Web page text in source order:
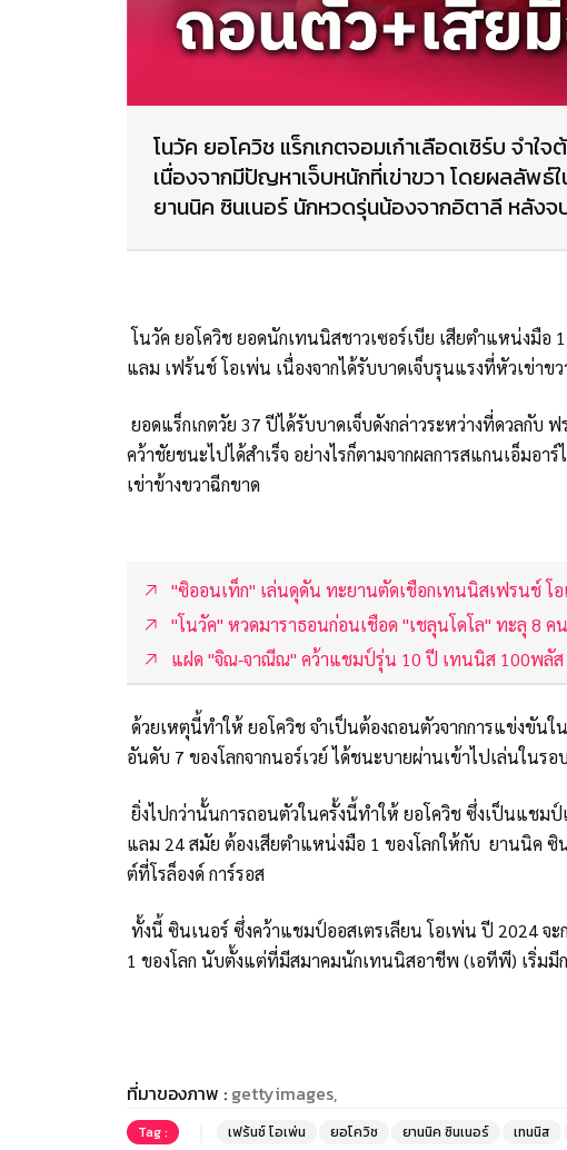
โนวัค ยอโควิช แร็กเกตจอมเก๋าเลือดเซิร์บ จำใ
เนื่องจากมีปัญหาเจ็บหนักที่เข่าขวา โดยผลลัพธ์ใ
ยานนิค ซินเนอร์ นักหวดรุ่นน้องจากอิตาลี หลังจ
โนวัค ยอโควิช ยอดนักเทนนิสชาวเซอร์เบีย เสียตำแหน่งมือ
แลม เฟร้นช์ โอเพ่น เนื่องจากได้รับบาดเจ็บรุนแรงที่หัวเข่าขว
ยอดแร็กเกตวัย 37 ปีได้รับบาดเจ็บดังกล่าวระหว่างที่ดวลกับ
คว้าชัยชนะไปได้สำเร็จ อย่างไรก็ตามจากผลการสแกนเอ็มอา
เข่าข้างขวาฉีกขาด
"ซิออนเท็ก" เล่นดุดัน ทะยานตัดเชือกเทนนิสเฟรนช์ โ
"โนวัค" หวดมาราธอนก่อนเชือด "เชลุนโดโล" ทะลุ 8
แฝด "จิณ-จาณีณ" คว้าแชมป์รุ่น 10 ปี เทนนิส 100พลัส
ด้วยเหตุนี้ทำให้ ยอโควิช จำเป็นต้องถอนตัวจากการแข่งขัน
อันดับ 7 ของโลกจากนอร์เวย์ ได้ชนะบายผ่านเข้าไปเล่นในร
ยิ่งไปกว่านั้นการถอนตัวในครั้งนี้ทำให้ ยอโควิช ซึ่งเป็นแชม
แลม 24 สมัย ต้องเสียตำแหน่งมือ 1 ของโลกให้กับ ยานนิค ซิ
ต์ที่โรล็องด์ การ์รอส
ทั้งนี้ ซินเนอร์ ซึ่งคว้าแชมป์ออสเตรเลียน โอเพ่น ปี 2024 จ
1 ของโลก นับตั้งแต่ที่มีสมาคมนักเทนนิสอาชีพ (เอทีพี) เริ่มมี
ที่มาของภาพ : gettyimages,
Tag : เฟร้นช์ โอเพ่น ยอโควิช ยานนิค ซินเนอร์ เทนนิส